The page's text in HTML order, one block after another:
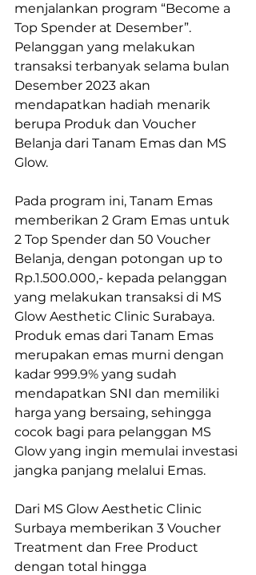
menjalankan program “Become a
Top Spender at Desember”.
Pelanggan yang melakukan
transaksi terbanyak selama bulan
Desember 2023 akan
mendapatkan hadiah menarik
berupa Produk dan Voucher
Belanja dari Tanam Emas dan MS
Glow.
Pada program ini, Tanam Emas
memberikan 2 Gram Emas untuk
2 Top Spender dan 50 Voucher
Belanja, dengan potongan up to
Rp.1.500.000,- kepada pelanggan
yang melakukan transaksi di MS
Glow Aesthetic Clinic Surabaya.
Produk emas dari Tanam Emas
merupakan emas murni dengan
kadar 999.9% yang sudah
mendapatkan SNI dan memiliki
harga yang bersaing, sehingga
cocok bagi para pelanggan MS
Glow yang ingin memulai investasi
jangka panjang melalui Emas.
Dari MS Glow Aesthetic Clinic
Surbaya memberikan 3 Voucher
Treatment dan Free Product
dengan total hingga